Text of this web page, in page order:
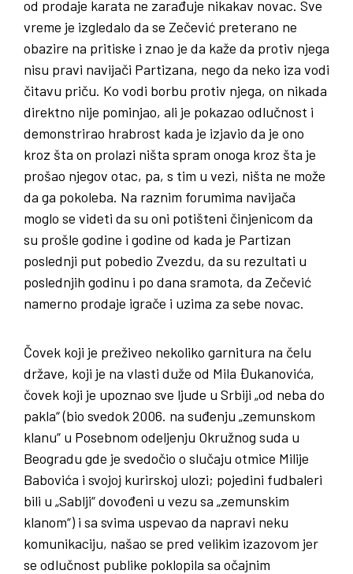
od prodaje karata ne zarađuje nikakav novac. Sve
vreme je izgledalo da se Zečević preterano ne
obazire na pritiske i znao je da kaže da protiv njega
nisu pravi navijači Partizana, nego da neko iza vodi
čitavu priču. Ko vodi borbu protiv njega, on nikada
direktno nije pominjao, ali je pokazao odlučnost i
demonstrirao hrabrost kada je izjavio da je ono
kroz šta on prolazi ništa spram onoga kroz šta je
prošao njegov otac, pa, s tim u vezi, ništa ne može
da ga pokoleba. Na raznim forumima navijača
moglo se videti da su oni potišteni činjenicom da
su prošle godine i godine od kada je Partizan
poslednji put pobedio Zvezdu, da su rezultati u
poslednjih godinu i po dana sramota, da Zečević
namerno prodaje igrače i uzima za sebe novac.
Čovek koji je preživeo nekoliko garnitura na čelu
države, koji je na vlasti duže od Mila Đukanovića,
čovek koji je upoznao sve ljude u Srbiji „od neba do
pakla“ (bio svedok 2006. na suđenju „zemunskom
klanu“ u Posebnom odeljenju Okružnog suda u
Beogradu gde je svedočio o slučaju otmice Milije
Babovića i svojoj kurirskoj ulozi; pojedini fudbaleri
bili u „Sablji“ dovođeni u vezu sa „zemunskim
klanom“) i sa svima uspevao da napravi neku
komunikaciju, našao se pred velikim izazovom jer
se odlučnost publike poklopila sa očajnim